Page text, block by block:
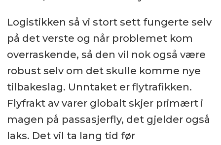
Logistikken så vi stort sett fungerte selv
på det verste og når problemet kom
overraskende, så den vil nok også være
robust selv om det skulle komme nye
tilbakeslag. Unntaket er flytrafikken.
Flyfrakt av varer globalt skjer primært i
magen på passasjerfly, det gjelder også
laks. Det vil ta lang tid før